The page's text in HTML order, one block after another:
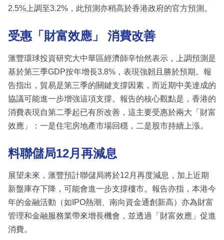
2.5%上調至3.2%，此預測亦稍高於香港政府的官方預測。
受惠「財富效應」 消費改善
滙豐環球投資研究大中華區經濟師辛怡然表示，上調預測是
基於第三季GDP按年增長3.8%，表現強韌且勝於預期。報
告指出，貿易是第三季的關鍵支撐因素，而近期中美達成的
協議可能進一步增強這項支撐。報告的核心觀點是，香港的
消費表現自第二季起已有所改善，這主要受惠於兩大「財富
效應」：一是住宅房地產市場回穩，二是股市持續上漲。
料聯儲局12月再減息
展望未來，滙豐預計聯儲局將於12月再度減息，加上近期
新盤庫存下降，可能會進一步支撐樓市。報告亦指，本港今
年的金融活動（如IPO熱潮、南向資金通創新高）亦為財富
管理和金融服務業帶來增長機會，並透過「財富效應」促進
消費。